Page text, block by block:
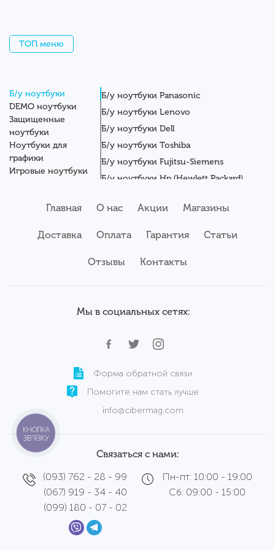
ТОП меню
Б/у ноутбуки
DEMO ноутбуки
Защищенные
ноутбуки
Ноутбуки для
графики
Игровые ноутбуки
Мониторы
Серверы
Б/у ноутбуки Panasonic
Б/у ноутбуки Lenovo
Б/у ноутбуки Dell
Б/у ноутбуки Toshiba
Б/у ноутбуки Fujitsu-Siemens
Б/у ноутбуки Hp (Hewlett Packard)
Б/у ноутбуки Asus
Б/у ноутбуки Samsung
Главная О нас Акции Магазины
Доставка Оплата Гарантия Статьи
Отзывы Контакты
Мы в социальных сетях:
Форма обратной связи
Помогите нам стать лучше
info@cibermag.com
Связаться с нами:
(093) 762 - 28 - 99
(067) 919 - 34 - 40
(099) 180 - 07 - 02
Пн-пт: 10:00 - 19:00
Сб: 09:00 - 15:00
КНОПКА
ЗВ'ЯЗКУ